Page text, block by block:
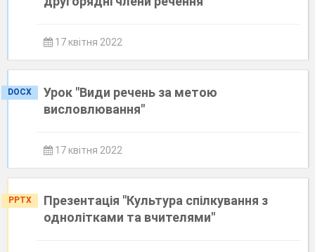
17 квітня 2022
DOCX
Урок "Види речень за метою
висловлювання"
17 квітня 2022
PPTX
Презентація "Культура спілкування з
однолітками та вчителями"